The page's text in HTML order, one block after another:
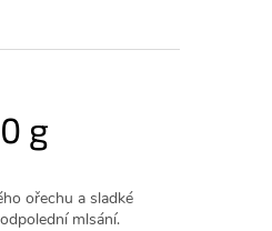
g
ořechu a sladké
mlsání.